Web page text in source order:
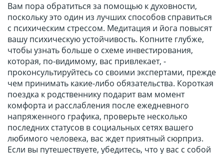
Вам пора обратиться за помощью к духовности,
поскольку это один из лучших способов справиться
с психическим стрессом. Медитация и йога повысят
вашу психическую устойчивость. Копните глубже,
чтобы узнать больше о схеме инвестирования,
которая, по-видимому, вас привлекает, -
проконсультируйтесь со своими экспертами, прежде
чем принимать какие-либо обязательства. Короткая
поездка к родственнику подарит вам момент
комфорта и расслабления после ежедневного
напряженного графика, проверьте несколько
последних статусов в социальных сетях вашего
любимого человека, вас ждет приятный сюрприз.
Если вы путешествуете, убедитесь, что у вас с собой